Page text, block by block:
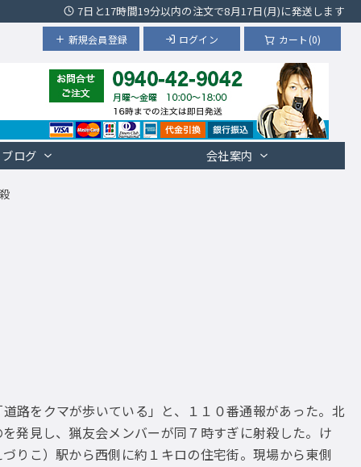
7日と17時間19分以内の注文で8月17日(月)に発送します
カート(0)
ログイン
新規会員登録
ブログ 会社案内
路をクマが歩いている」と、１１０番通報があった。北
発見し、猟友会メンバーが同７時すぎに射殺した。け
りこ）駅から西側に約１キロの住宅街。現場から東側